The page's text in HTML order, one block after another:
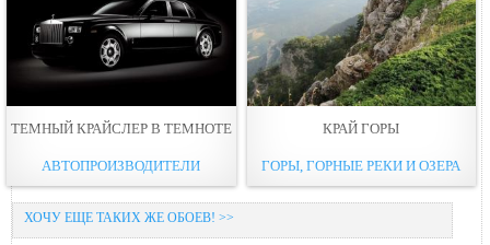
ТЕМНЫЙ КРАЙСЛЕР В ТЕМНОТЕ
АВТОПРОИЗВОДИТЕЛИ
КРАЙ ГОРЫ
ГОРЫ, ГОРНЫЕ РЕКИ И ОЗЕРА
ХОЧУ ЕЩЕ ТАКИХ ЖЕ ОБОЕВ! >>